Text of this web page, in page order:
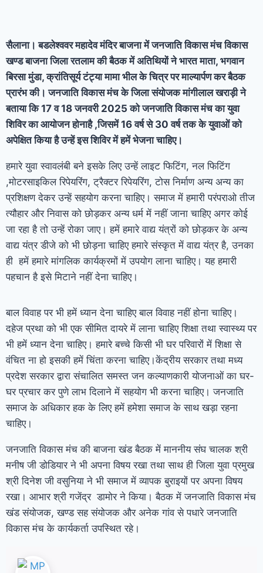
सैलाना। बडलेश्ववर महादेव मंदिर बाजना में जनजाति विकास मंच विकास
खण्ड बाजना जिला रतलाम की बैठक में अतिथियों ने भारत माता, भगवान
बिरसा मुंडा, क्रांतिसूर्य टंट्या मामा भील के चित्र पर माल्यार्पण कर बैठक
प्रारंभ की। जनजाति विकास मंच के जिला संयोजक मांगीलाल खराड़ी ने
बताया कि 17 व 18 जनवरी 2025 को जनजाति विकास मंच का युवा
शिविर का आयोजन होनाहै ,जिसमें 16 वर्ष से 30 वर्ष तक के युवाओं को
अपेक्षित किया है उन्हें इस शिविर में हमें भेजना चाहिए।
हमारे युवा स्वावलंबी बने इसके लिए उन्हें लाइट फिटिंग, नल फिटिंग
,मोटरसाइकिल रिपेयरिंग, ट्रैक्टर रिपेयरिंग, टोस निर्माण अन्य अन्य का
प्रशिक्षण देकर उन्हें सहयोग करना चाहिए। समाज में हमारी परंपराओ तीज
त्यौहार और निवास को छोड़कर अन्य धर्म में नहीं जाना चाहिए अगर कोई
जा रहा है तो उन्हें रोका जाए। हमें हमारे वाद्य यंत्रों को छोड़कर के अन्य
वाद्य यंत्र डीजे को भी छोड़ना चाहिए हमारे संस्कृत में वाद्य यंत्र है, उनका
ही हमें हमारे मांगलिक कार्यक्रमों में उपयोग लाना चाहिए। यह हमारी
पहचान है इसे मिटाने नहीं देना चाहिए।
बाल विवाह पर भी हमें ध्यान देना चाहिए बाल विवाह नहीं होना चाहिए।
दहेज प्रथा को भी एक सीमित दायरे में लाना चाहिए शिक्षा तथा स्वास्थ्य पर
भी हमें ध्यान देना चाहिए। हमारे बच्चे किसी भी घर परिवारों में शिक्षा से
वंचित ना हो इसकी हमें चिंता करना चाहिए।केंद्रीय सरकार तथा मध्य
प्रदेश सरकार द्वारा संचालित समस्त जन कल्याणकारी योजनाओं का घर-
घर प्रचार कर पुणे लाभ दिलाने में सहयोग भी करना चाहिए। जनजाति
समाज के अधिकार हक के लिए हमें हमेशा समाज के साथ खड़ा रहना
चाहिए।
जनजाति विकास मंच की बाजना खंड बैठक में माननीय संघ चालक श्री
मनीष जी डोडियार ने भी अपना विषय रखा तथा साथ ही जिला युवा प्रमुख
श्री दिनेश जी वसुनिया ने भी समाज में व्यापक बुराइयों पर अपना विषय
रखा। आभार श्री गजेंद्र डामोर ने किया। बैठक में जनजाति विकास मंच
खंड संयोजक, खण्ड सह संयोजक और अनेक गांव से पधारे जनजाति
विकास मंच के कार्यकर्ता उपस्थित रहे।